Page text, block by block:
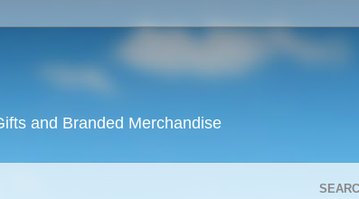
and Branded Merchandise